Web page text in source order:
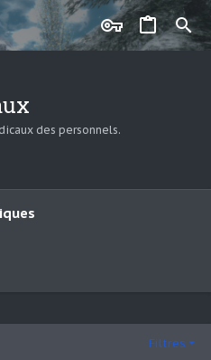
des personnels.
Filtres